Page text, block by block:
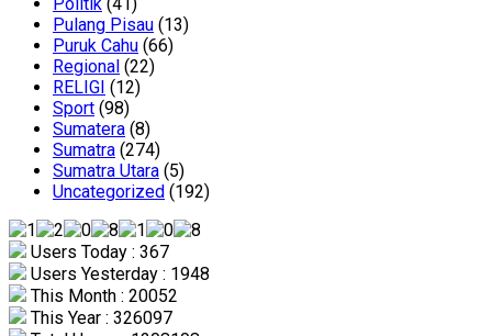
Politik (41)
Pulang Pisau (13)
Puruk Cahu (66)
Regional (22)
RELIGI (12)
Sport (98)
Sumatera (8)
Sumatra (274)
Sumatra Utara (5)
Uncategorized (192)
Users Today : 367
Users Yesterday : 1948
This Month : 20052
This Year : 326097